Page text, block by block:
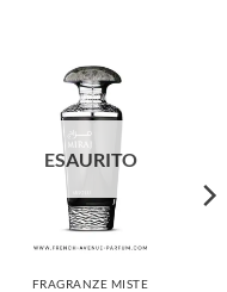
ESAURITO
FRAGRANZE MISTE